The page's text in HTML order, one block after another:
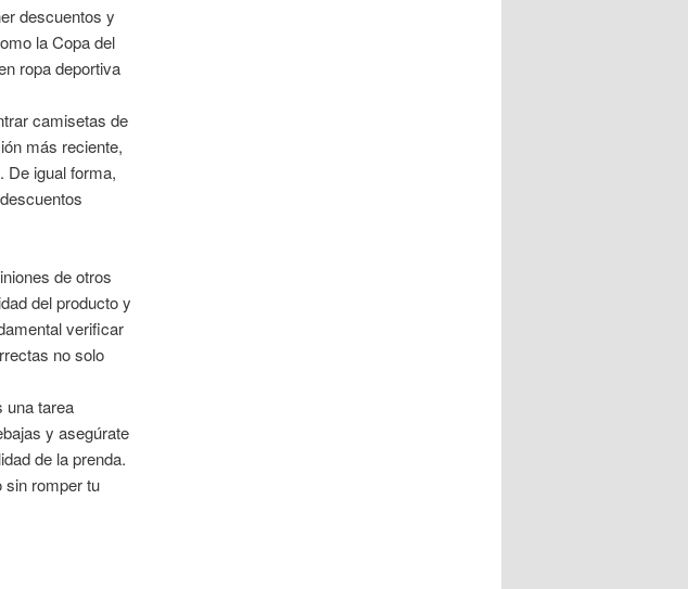
descuentos y
la Copa del
ropa deportiva
camisetas de
más reciente,
De igual forma,
de otros
del producto y
verificar
no solo
una tarea
y asegúrate
de la prenda.
sin romper tu